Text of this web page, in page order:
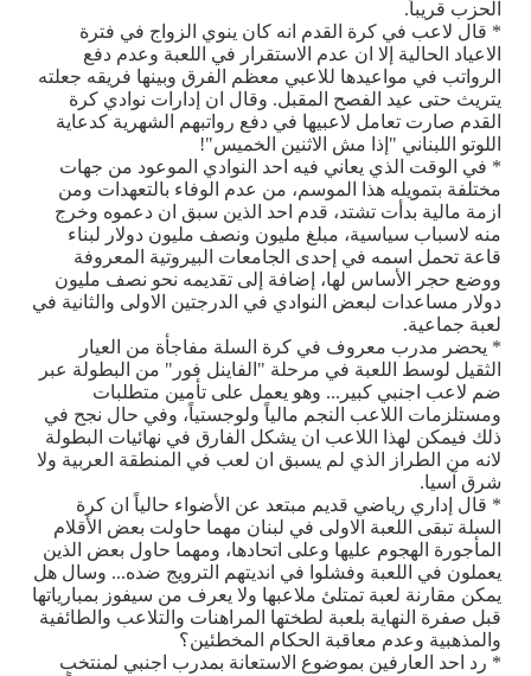
الحزب قريباً.
* قال لاعب في كرة القدم انه كان ينوي الزواج في فترة
الاعياد الحالية إلا ان عدم الاستقرار في اللعبة وعدم دفع
الرواتب في مواعيدها للاعبي معظم الفرق وبينها فريقه جعلته
يتريث حتى عيد الفصح المقبل. وقال ان إدارات نوادي كرة
القدم صارت تعامل لاعبيها في دفع رواتبهم الشهرية كدعاية
اللوتو اللبناني "إذا مش الاثنين الخميس"!
* في الوقت الذي يعاني فيه احد النوادي الموعود من جهات
مختلفة بتمويله هذا الموسم، من عدم الوفاء بالتعهدات ومن
ازمة مالية بدأت تشتد، قدم احد الذين سبق ان دعموه وخرج
منه لاسباب سياسية، مبلغ مليون ونصف مليون دولار لبناء
قاعة تحمل اسمه في إحدى الجامعات البيروتية المعروفة
ووضع حجر الأساس لها، إضافة إلى تقديمه نحو نصف مليون
دولار مساعدات لبعض النوادي في الدرجتين الاولى والثانية في
لعبة جماعية.
* يحضر مدرب معروف في كرة السلة مفاجأة من العيار
الثقيل لوسط اللعبة في مرحلة "الفاينل فور" من البطولة عبر
ضم لاعب اجنبي كبير... وهو يعمل على تأمين متطلبات
ومستلزمات اللاعب النجم مالياً ولوجستياً، وفي حال نجح في
ذلك فيمكن لهذا اللاعب ان يشكل الفارق في نهائيات البطولة
لانه من الطراز الذي لم يسبق ان لعب في المنطقة العربية ولا
شرق آسيا.
* قال إداري رياضي قديم مبتعد عن الأضواء حالياً ان كرة
السلة تبقى اللعبة الاولى في لبنان مهما حاولت بعض الأقلام
المأجورة الهجوم عليها وعلى اتحادها، ومهما حاول بعض الذين
يعملون في اللعبة وفشلوا في انديتهم الترويج ضده... وسال هل
يمكن مقارنة لعبة تمتلئ ملاعبها ولا يعرف من سيفوز بمبارياتها
قبل صفرة النهاية بلعبة لطختها المراهنات والتلاعب والطائفية
والمذهبية وعدم معاقبة الحكام المخطئين؟
* رد احد العارفين بموضوع الاستعانة بمدرب اجنبي لمنتخب